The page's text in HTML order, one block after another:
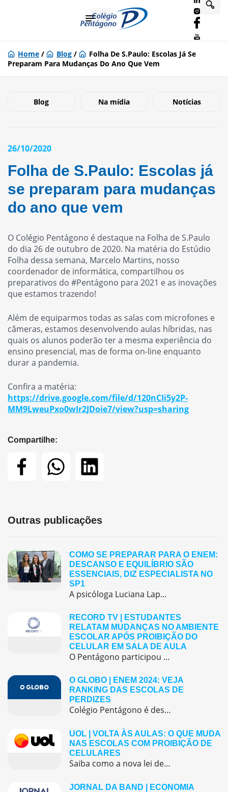
Home / Blog /
Folha De S.Paulo: Escolas Já Se
Preparam Para Mudanças Do Ano Que Vem
Blog Na mídia Notícias
26/10/2020
Folha de S.Paulo: Escolas já
se preparam para mudanças
do ano que vem
O Colégio Pentágono é destaque na Folha de S.Paulo
do dia 26 de outubro de 2020. Na matéria do Estúdio
Folha dessa semana, Marcelo Martins, nosso
coordenador de informática, compartilhou os
preparativos do #Pentágono para 2021 e as inovações
que estamos trazendo!
Além de equiparmos todas as salas com microfones e
câmeras, estamos desenvolvendo aulas híbridas, nas
quais os alunos poderão ter a mesma experiência do
ensino presencial, mas de forma on-line enquanto
durar a pandemia.
Confira a matéria:
https://drive.google.com/file/d/120nCIi5y2P-
MM9LweuPxo0wIr2JDoie7/view?usp=sharing
Compartilhe:
Outras publicações
COMO SE PREPARAR PARA O ENEM:
DESCANSO E EQUILÍBRIO SÃO
ESSENCIAIS, DIZ ESPECIALISTA NO
SP1
A psicóloga Luciana Lapa, orientadora educacional do Colégio Pentágono Morumbi, participou do telejornal SP1, da TV Globo, no dia 8 de novembro, para comentar sobre a preparação emocional dos estudantes na véspera do Enem. Durante a entrevista, ela destacou que o dia anterior à prova deve ser dedicado ao descanso e à tranquilidade. Segundo a […]
RECORD TV | ESTUDANTES
RELATAM MUDANÇAS NO AMBIENTE
ESCOLAR APÓS PROIBIÇÃO DO
CELULAR EM SALA DE AULA
O Pentágono participou de uma matéria especial no programa Repórter Record Investigação sobre a proibição do uso de celulares em sala de aula após um semestre da lei.
O GLOBO | ENEM 2024: VEJA
RANKING DAS ESCOLAS DE
PERDIZES
Colégio Pentágono é destaque no ENEM 2024: liderança em Perdizes demonstra compromisso com excelência acadêmica.
UOL | VOLTA ÀS AULAS: O QUE MUDA
NAS ESCOLAS COM PROIBIÇÃO DE
CELULARES
Saiba como a nova lei de proibição de celulares nas escolas foi aplicada e como o Colégio Pentágono adotou medidas conscientes para promover ambiente de foco e aprendizado presencial.
JORNAL DA BAND | ECONOMIA